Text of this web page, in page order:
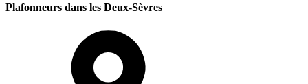
Plafonneurs dans les Deux-Sèvres